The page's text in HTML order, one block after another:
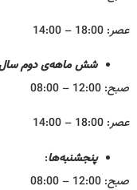
عصر: 18:00 – 14:00
شش ماهه‌ی دوم سال:
صبح: 12:00 – 08:00
عصر: 18:00 – 14:00
پنجشنبه‌ها:
صبح: 12:00 – 08:00